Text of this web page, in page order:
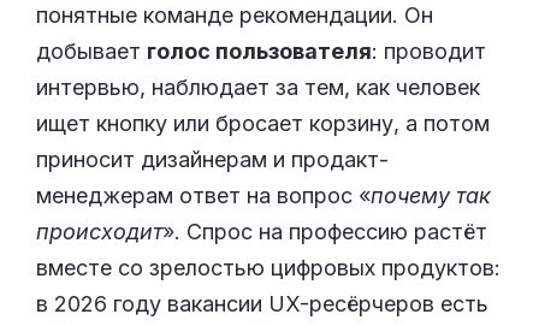
понятные команде рекомендации. Он
добывает голос пользователя: проводит
интервью, наблюдает за тем, как человек
ищет кнопку или бросает корзину, а потом
приносит дизайнерам и продакт-
менеджерам ответ на вопрос «почему так
происходит». Спрос на профессию растёт
вместе со зрелостью цифровых продуктов:
в 2026 году вакансии UX-ресёрчеров есть